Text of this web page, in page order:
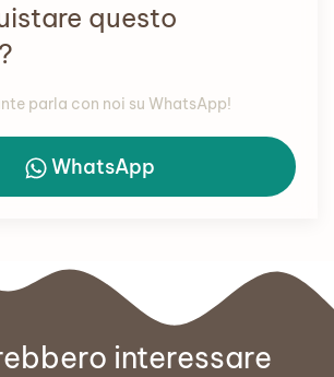
questo
parla con noi su WhatsApp!
WhatsApp
interessare